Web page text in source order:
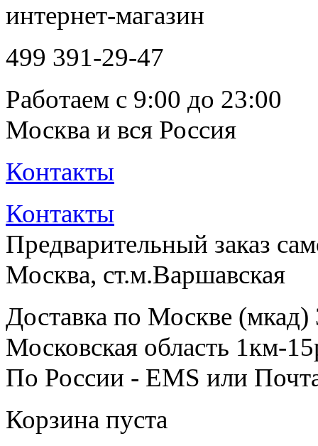
интернет-магазин
499 391-29-47
Работаем с 9:00 до 23:00
Москва и вся Россия
Контакты
Контакты
Предварительный заказ
Москва, ст.м.Варшавская
Доставка по Москве (мкад)
Московская область 1км-
По России - EMS или
Корзина пуста